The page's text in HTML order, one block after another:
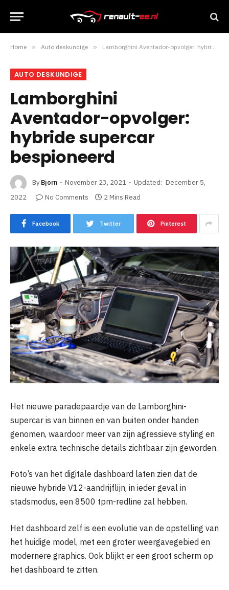
Home » Auto deskundige » Lamborghini Aventador-opvolger: hybride supercar bespioneerd
AUTO DESKUNDIGE
Lamborghini
Aventador-opvolger:
hybride supercar
bespioneerd
By Bjorn November 23, 2021 Updated: December 5,
2022
No Comments 2 Mins Read
Facebook Twitter Pinterest
Het nieuwe paradepaardje van de Lamborghini-
supercar is van binnen en van buiten onder handen
genomen, waardoor meer van zijn agressieve styling en
enkele extra technische details zichtbaar zijn geworden.
Foto’s van het digitale dashboard laten zien dat de
nieuwe hybride V12-aandrijflijn, in ieder geval in
stadsmodus, een 8500 tpm-redline zal hebben.
Het dashboard zelf is een evolutie van de opstelling van
het huidige model, met een groter weergavegebied en
modernere graphics. Ook blijkt er een groot scherm op
het dashboard te zitten.